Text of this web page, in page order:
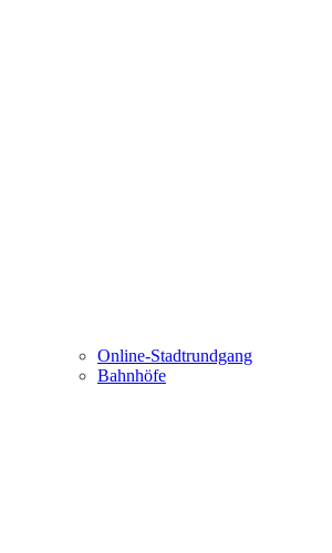
Online-Stadtrundgang
Bahnhöfe